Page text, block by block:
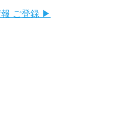
ご登録 ▶